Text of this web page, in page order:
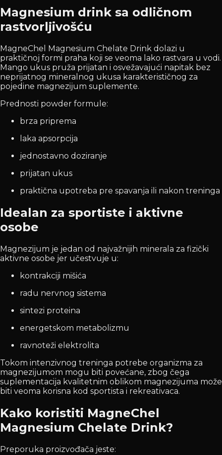
Magnesium drink sa odličnom
rastvorljivošću
MagneChel Magnesium Chelate Drink dolazi u
praktičnoj formi praha koji se veoma lako rastvara u vodi.
Mango ukus pruža prijatan i osvežavajući napitak bez
neprijatnog mineralnog ukusa karakterističnog za
pojedine magnezijum suplemente.
Prednosti powder formule:
brza priprema
laka apsorpcija
jednostavno doziranje
prijatan ukus
praktična upotreba pre spavanja ili nakon treninga
Idealan za sportiste i aktivne
osobe
Magnezijum je jedan od najvažnijih minerala za fizički
aktivne osobe jer učestvuje u:
kontrakciji mišića
radu nervnog sistema
sintezi proteina
energetskom metabolizmu
ravnoteži elektrolita
Tokom intenzivnog treninga potrebe organizma za
magnezijumom mogu biti povećane, zbog čega
suplementacija kvalitetnim oblikom magnezijuma može
biti veoma korisna kod sportista i rekreativaca.
Kako koristiti MagneChel
Magnesium Chelate Drink?
Preporuka proizvođača jeste: